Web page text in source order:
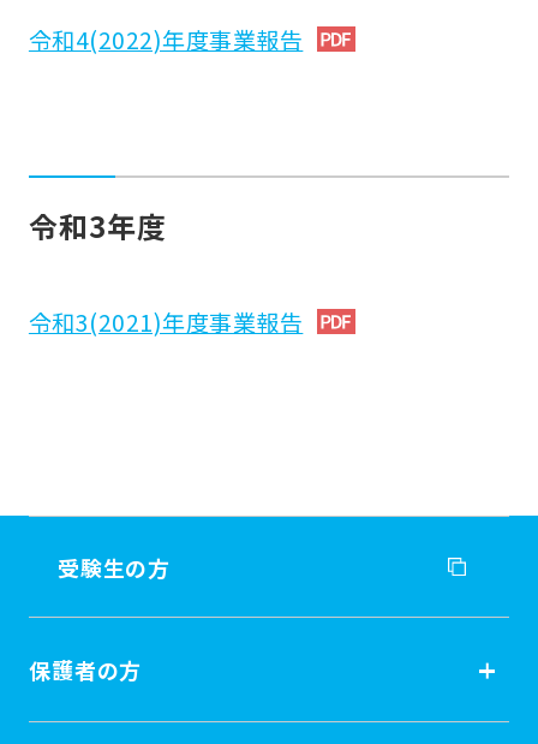
令和4(2022)年度事業報告
令和3年度
令和3(2021)年度事業報告
受験生の方
受験生の方
保護者の方